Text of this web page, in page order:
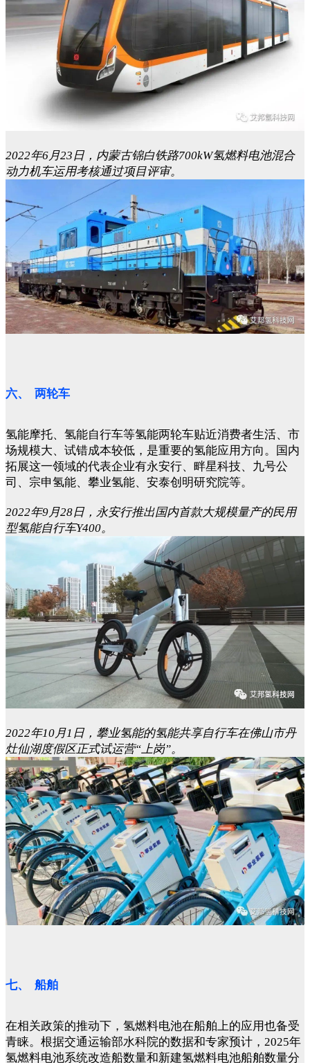
2022年6月23日，内蒙古锦白铁路700kW氢燃料电池混合
动力机车运用考核通过项目评审。
六、 两轮车
氢能摩托、氢能自行车等氢能两轮车贴近消费者生活、市
场规模大、试错成本较低，是重要的氢能应用方向。国内
拓展这一领域的代表企业有永安行、畔星科技、九号公
司、宗申氢能、攀业氢能、安泰创明研究院等。
2022年9月28日，永安行推出国内首款大规模量产的民用
型氢能自行车Y400。
2022年10月1日，攀业氢能的氢能共享自行车在佛山市丹
灶仙湖度假区正式试运营“上岗”。
七、 船舶
在相关政策的推动下，氢燃料电池在船舶上的应用也备受
青睐。根据交通运输部水科院的数据和专家预计，2025年
氢燃料电池系统改造船数量和新建氢燃料电池船舶数量分